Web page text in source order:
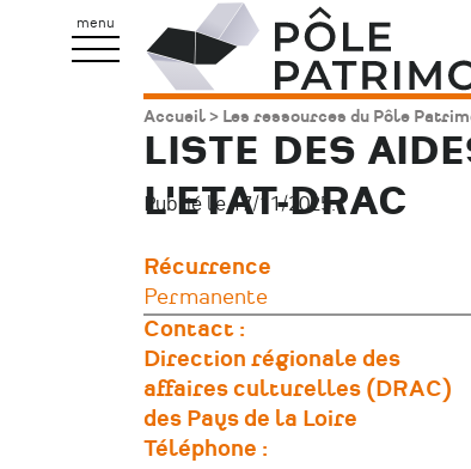
menu
Pôle
Patrimoine
Fil
d'Ariane
Accueil Les ressources du Pôle
LISTE DES
L'ETAT-DRAC
Publié le 17/11/2025.
Récurrence
Permanente
Contact :
Direction régionale des
affaires culturelles (DRAC)
des Pays de la Loire
Téléphone